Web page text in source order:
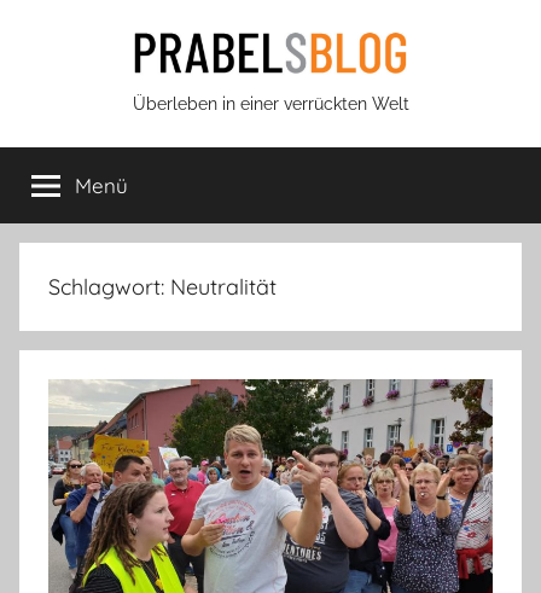
Prabels
Blog
Überleben in einer verrückten Welt
Menü
Schlagwort: Neutralität